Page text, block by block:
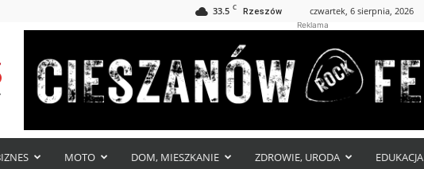
33.5 C Rzeszów czwartek, 6 sierpnia, 2026
Reklama
MOTO DOM, MIESZKANIE ZDROWIE, URODA EDUKACJA